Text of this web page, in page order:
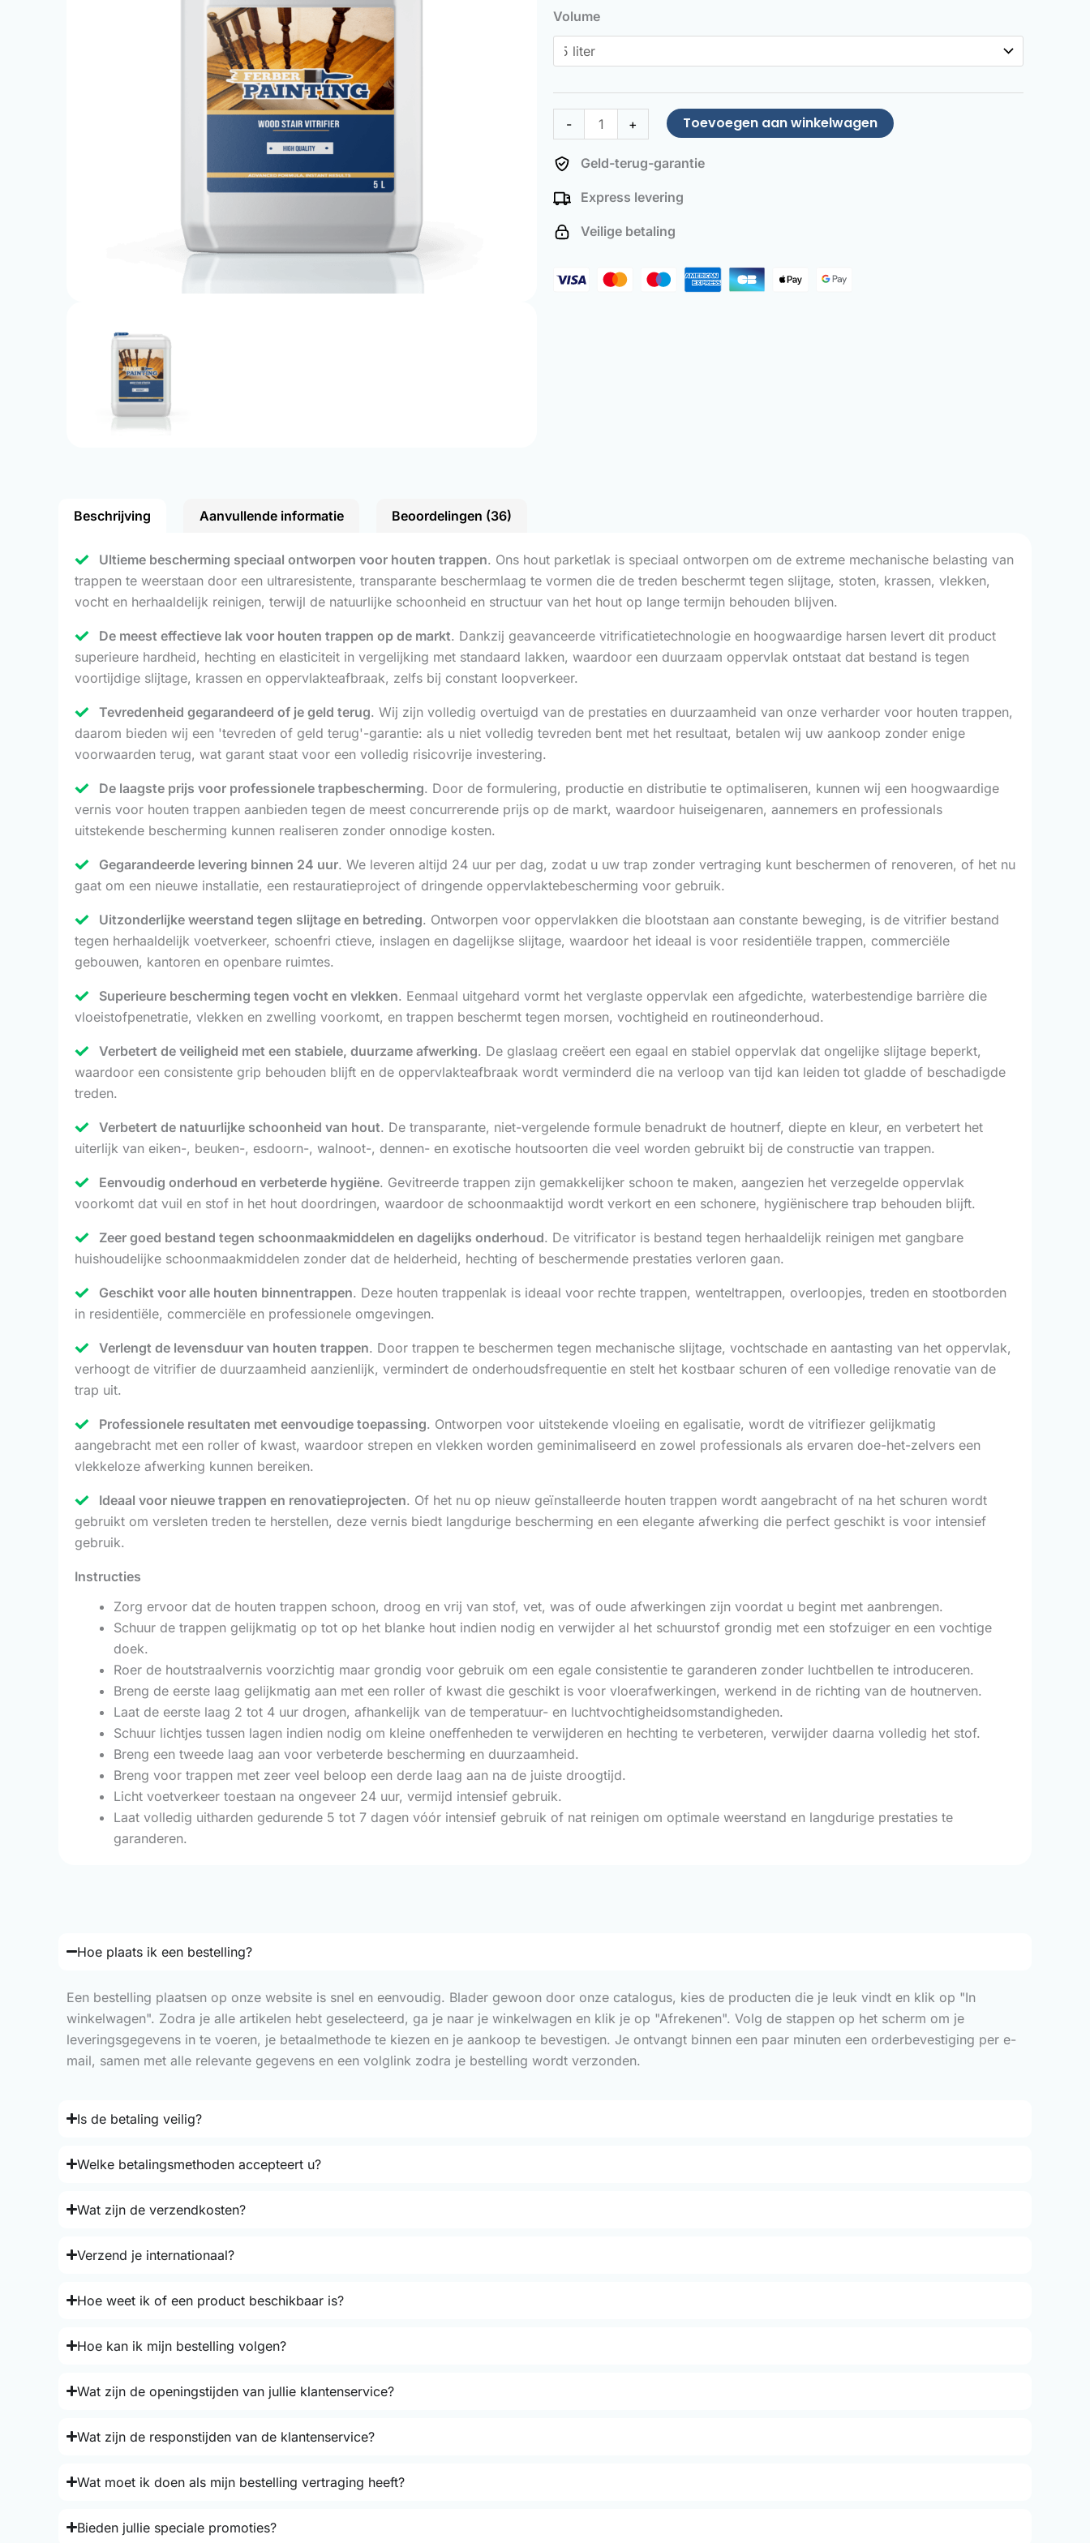
Volume
-
Stair
aantal
+ Toevoegen aan winkelwagen
Geld-terug-garantie
Express levering
Veilige betaling
Beschrijving Aanvullende informatie Beoordelingen (36)
Ultieme bescherming speciaal ontworpen voor houten trappen. Ons hout parketlak is speciaal ontworpen om de extreme mechanische belasting van
trappen te weerstaan door een ultraresistente, transparante beschermlaag te vormen die de treden beschermt tegen slijtage, stoten, krassen, vlekken,
vocht en herhaaldelijk reinigen, terwijl de natuurlijke schoonheid en structuur van het hout op lange termijn behouden blijven.
De meest effectieve lak voor houten trappen op de markt. Dankzij geavanceerde vitrificatietechnologie en hoogwaardige harsen levert dit product
superieure hardheid, hechting en elasticiteit in vergelijking met standaard lakken, waardoor een duurzaam oppervlak ontstaat dat bestand is tegen
voortijdige slijtage, krassen en oppervlakteafbraak, zelfs bij constant loopverkeer.
Tevredenheid gegarandeerd of je geld terug. Wij zijn volledig overtuigd van de prestaties en duurzaamheid van onze verharder voor houten trappen,
daarom bieden wij een 'tevreden of geld terug'-garantie: als u niet volledig tevreden bent met het resultaat, betalen wij uw aankoop zonder enige
voorwaarden terug, wat garant staat voor een volledig risicovrije investering.
De laagste prijs voor professionele trapbescherming. Door de formulering, productie en distributie te optimaliseren, kunnen wij een hoogwaardige
vernis voor houten trappen aanbieden tegen de meest concurrerende prijs op de markt, waardoor huiseigenaren, aannemers en professionals
uitstekende bescherming kunnen realiseren zonder onnodige kosten.
Gegarandeerde levering binnen 24 uur. We leveren altijd 24 uur per dag, zodat u uw trap zonder vertraging kunt beschermen of renoveren, of het nu
gaat om een nieuwe installatie, een restauratieproject of dringende oppervlaktebescherming voor gebruik.
Uitzonderlijke weerstand tegen slijtage en betreding. Ontworpen voor oppervlakken die blootstaan aan constante beweging, is de vitrifier bestand
tegen herhaaldelijk voetverkeer, schoenfri ctieve, inslagen en dagelijkse slijtage, waardoor het ideaal is voor residentiële trappen, commerciële
gebouwen, kantoren en openbare ruimtes.
Superieure bescherming tegen vocht en vlekken. Eenmaal uitgehard vormt het verglaste oppervlak een afgedichte, waterbestendige barrière die
vloeistofpenetratie, vlekken en zwelling voorkomt, en trappen beschermt tegen morsen, vochtigheid en routineonderhoud.
Verbetert de veiligheid met een stabiele, duurzame afwerking. De glaslaag creëert een egaal en stabiel oppervlak dat ongelijke slijtage beperkt,
waardoor een consistente grip behouden blijft en de oppervlakteafbraak wordt verminderd die na verloop van tijd kan leiden tot gladde of beschadigde
treden.
Verbetert de natuurlijke schoonheid van hout. De transparante, niet-vergelende formule benadrukt de houtnerf, diepte en kleur, en verbetert het
uiterlijk van eiken-, beuken-, esdoorn-, walnoot-, dennen- en exotische houtsoorten die veel worden gebruikt bij de constructie van trappen.
Eenvoudig onderhoud en verbeterde hygiëne. Gevitreerde trappen zijn gemakkelijker schoon te maken, aangezien het verzegelde oppervlak
voorkomt dat vuil en stof in het hout doordringen, waardoor de schoonmaaktijd wordt verkort en een schonere, hygiënischere trap behouden blijft.
Zeer goed bestand tegen schoonmaakmiddelen en dagelijks onderhoud. De vitrificator is bestand tegen herhaaldelijk reinigen met gangbare
huishoudelijke schoonmaakmiddelen zonder dat de helderheid, hechting of beschermende prestaties verloren gaan.
Geschikt voor alle houten binnentrappen. Deze houten trappenlak is ideaal voor rechte trappen, wenteltrappen, overloopjes, treden en stootborden
in residentiële, commerciële en professionele omgevingen.
Verlengt de levensduur van houten trappen. Door trappen te beschermen tegen mechanische slijtage, vochtschade en aantasting van het oppervlak,
verhoogt de vitrifier de duurzaamheid aanzienlijk, vermindert de onderhoudsfrequentie en stelt het kostbaar schuren of een volledige renovatie van de
trap uit.
Professionele resultaten met eenvoudige toepassing. Ontworpen voor uitstekende vloeiing en egalisatie, wordt de vitrifiezer gelijkmatig
aangebracht met een roller of kwast, waardoor strepen en vlekken worden geminimaliseerd en zowel professionals als ervaren doe-het-zelvers een
vlekkeloze afwerking kunnen bereiken.
Ideaal voor nieuwe trappen en renovatieprojecten. Of het nu op nieuw geïnstalleerde houten trappen wordt aangebracht of na het schuren wordt
gebruikt om versleten treden te herstellen, deze vernis biedt langdurige bescherming en een elegante afwerking die perfect geschikt is voor intensief
gebruik.
Instructies
Zorg ervoor dat de houten trappen schoon, droog en vrij van stof, vet, was of oude afwerkingen zijn voordat u begint met aanbrengen.
Schuur de trappen gelijkmatig op tot op het blanke hout indien nodig en verwijder al het schuurstof grondig met een stofzuiger en een vochtige
doek.
Roer de houtstraalvernis voorzichtig maar grondig voor gebruik om een egale consistentie te garanderen zonder luchtbellen te introduceren.
Breng de eerste laag gelijkmatig aan met een roller of kwast die geschikt is voor vloerafwerkingen, werkend in de richting van de houtnerven.
Laat de eerste laag 2 tot 4 uur drogen, afhankelijk van de temperatuur- en luchtvochtigheidsomstandigheden.
Schuur lichtjes tussen lagen indien nodig om kleine oneffenheden te verwijderen en hechting te verbeteren, verwijder daarna volledig het stof.
Breng een tweede laag aan voor verbeterde bescherming en duurzaamheid.
Breng voor trappen met zeer veel beloop een derde laag aan na de juiste droogtijd.
Licht voetverkeer toestaan na ongeveer 24 uur, vermijd intensief gebruik.
Laat volledig uitharden gedurende 5 tot 7 dagen vóór intensief gebruik of nat reinigen om optimale weerstand en langdurige prestaties te
garanderen.
Hoe plaats ik een bestelling?
Een bestelling plaatsen op onze website is snel en eenvoudig. Blader gewoon door onze catalogus, kies de producten die je leuk vindt en klik op "In
winkelwagen". Zodra je alle artikelen hebt geselecteerd, ga je naar je winkelwagen en klik je op "Afrekenen". Volg de stappen op het scherm om je
leveringsgegevens in te voeren, je betaalmethode te kiezen en je aankoop te bevestigen. Je ontvangt binnen een paar minuten een orderbevestiging per e-
mail, samen met alle relevante gegevens en een volglink zodra je bestelling wordt verzonden.
Is de betaling veilig?
Welke betalingsmethoden accepteert u?
Wat zijn de verzendkosten?
Verzend je internationaal?
Hoe weet ik of een product beschikbaar is?
Hoe kan ik mijn bestelling volgen?
Wat zijn de openingstijden van jullie klantenservice?
Wat zijn de responstijden van de klantenservice?
Wat moet ik doen als mijn bestelling vertraging heeft?
Bieden jullie speciale promoties?